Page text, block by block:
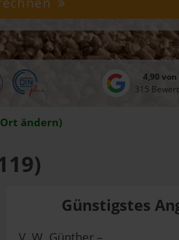
4,90 von
315
Ort ändern)
Günstigstes